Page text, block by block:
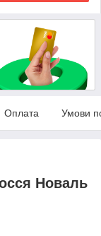
Оплата Умови
Новаль